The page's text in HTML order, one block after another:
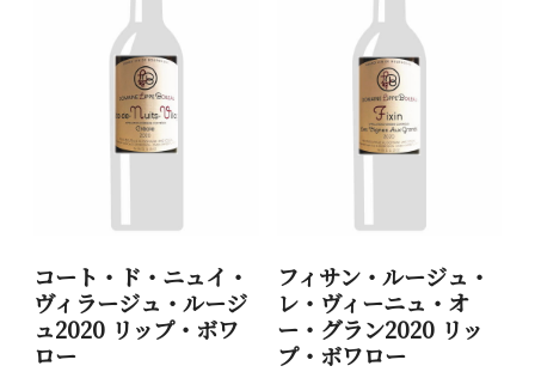
コート・ド・ニュイ・
ヴィラージュ・ルージ
ュ2020 リップ・ボワ
ロー
フィサン・ルージュ・
レ・ヴィーニュ・オ
ー・グラン2020 リッ
プ・ボワロー